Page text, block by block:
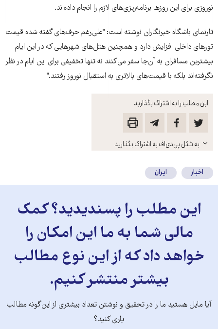
این مطلب را به اشتراک بگذارید
باز
کنید
به شکل پی‌دی‌اف به اشتراک بگذارید
نوروزی برای اين روزها برنامه‌ريزی‌های لازم را انجام داده‌اند.
تارنمای باشگاه خبرنگاران نوشته است: "علی‌رغم حرف‌های گفته شده قيمت
تورهای داخلی افزايش دارد و همچنين هتل‌های شهرهايی که در اين ايام
بيشترين مسافران به آن‌جا سفر می‌کنند نه تنها تخفيفی برای اين ايام در نظر
نگرفته‌اند بلکه با قيمت‌های بالاتری به استقبال نوروز رفتند."
اخبار ایران
این مطلب را پسندیدید؟ کمک
مالی شما به ما این امکان را
خواهد داد که از این نوع مطالب
بیشتر منتشر کنیم.
آیا مایل هستید ما را در تحقیق و نوشتن تعداد بیشتری از این‌گونه مطالب
یاری کنید؟